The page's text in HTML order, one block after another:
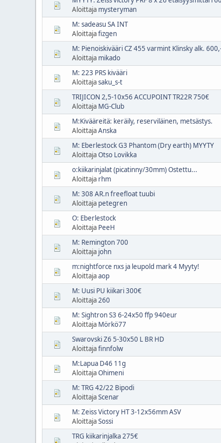
Aloittaja mysteryman
M: sadeasu SA INT
Aloittajafizgen
M: Pienoiskivääri CZ 455 varmint Klinsky alk.
Aloittaja mikado
M: 223 PRS kivääri
Aloittajasaku_s-t
TRIJICON 2,5-10x56 ACCUPOINT TR22R 750€
Aloittaja MG-Club
M:Kivääreitä: keräily, reserviläinen, metsästys.
AloittajaAnska
M: Eberlestock G3 Phantom (Dry earth) MYYTY
AloittajaOtso Lovikka
o:kiikarinjalat (picatinny/30mm) Ostettu...
Aloittaja rhm
M: 308 AR.n freefloat tuubi
Aloittaja petegren
O: Eberlestock
Aloittaja PeeH
M: Remington 700
Aloittaja john
m:nightforce nxs ja leupold mark 4 Myyty!
Aloittajaaop
M: Uusi PU kiikari 300€
Aloittaja 260
M: Sightron S3 6-24x50 ffp 940eur
Aloittaja Mörkö77
Swarovski Z6 5-30x50 L BR HD
Aloittajafinnfolw
M:Lapua D46 11g
AloittajaOhimeni
M: TRG 42/22 Bipodi
AloittajaScenar
M: Zeiss Victory HT 3-12x56mm ASV
AloittajaSossi
TRG kiikarinjalka 275€